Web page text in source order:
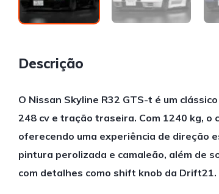
Descrição
O Nissan Skyline R32 GTS-t é um
248 cv e tração traseira. Com 1240 kg, o
oferecendo uma experiência de direção
pintura perolizada e camaleão, além de
com detalhes como shift knob da Drift21.